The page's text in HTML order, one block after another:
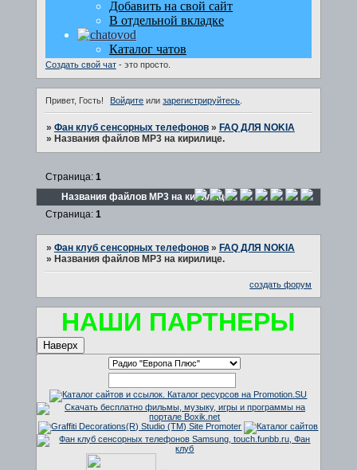
Создать свой чат- это просто.
Привет, Гость! Войдите илизарегистрируйтесь
» Фан клуб сенсорных телефонов » FAQ ДЛЯ NOKIA
» Названия файлов MP3 на кирилице.
Названия файлов MP3 на кирилице.
Страница: 1
Страница: 1
» Фан клуб сенсорных телефонов » FAQ ДЛЯ NOKIA
» Названия файлов MP3 на кирилице.
создать форум
НАШИ ПАРТНЕРЫ
Наверх